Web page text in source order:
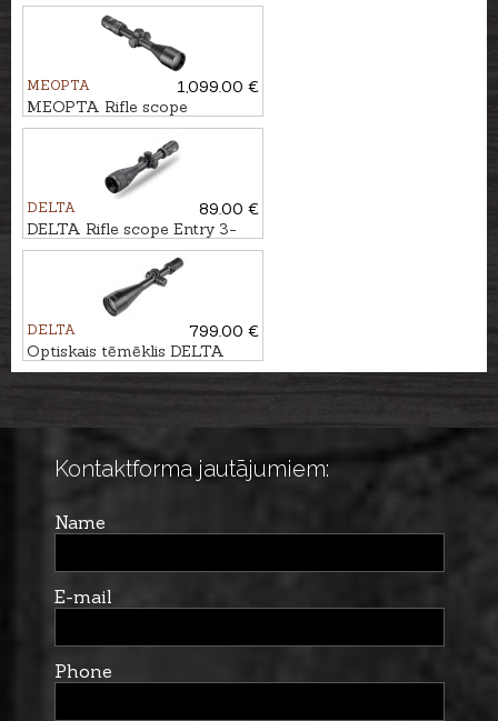
MEOPTA
1,099.00 €
MEOPTA Rifle scope
MeoStar R 4-24x56 PA RD
DELTA
89.00 €
DELTA Rifle scope Entry 3-
9x40 AO IR
DELTA
799.00 €
Optiskais tēmēklis DELTA
Titanium HD 2.5-15x56 SF -
Kontaktforma jautājumiem:
Name
E-mail
Phone